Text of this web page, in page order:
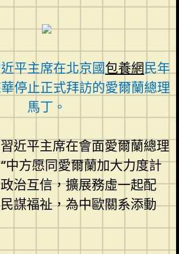
平主席在北京國包養網民年
停止正式拜訪的愛爾蘭總理
馬丁。
近平主席在會面愛爾蘭總理
中方愿同愛爾蘭加大力度計
治互信，擴展務虛一起配
謀福祉，為中歐關系添動